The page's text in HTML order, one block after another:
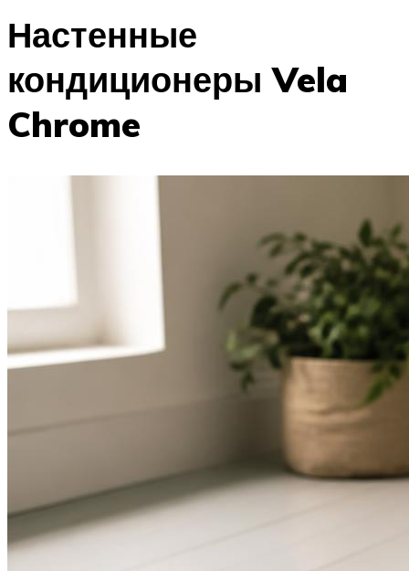
Настенные
кондиционеры Vela
Chrome